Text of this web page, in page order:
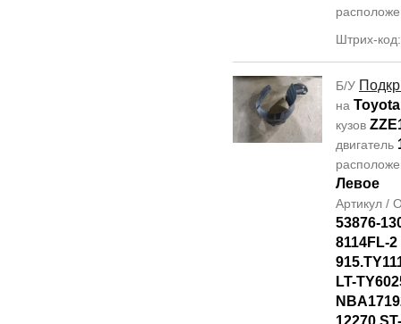
Штрих-
Б/У
на
кузов
двигатель
Левое
Артикул /
53876-
8114FL-2
LT-
12270